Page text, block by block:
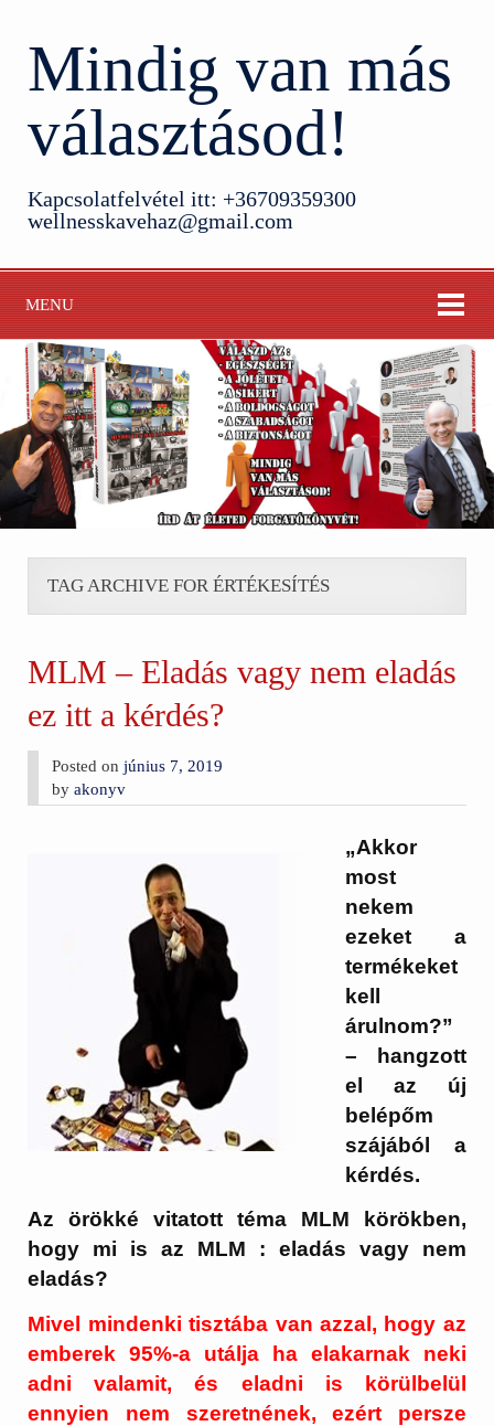
Mindig van más
választásod!
Kapcsolatfelvétel itt: +36709359300
wellnesskavehaz@gmail.com
MENU
TAG ARCHIVE FOR ÉRTÉKESÍTÉS
MLM – Eladás vagy nem eladás
ez itt a kérdés?
Posted onjúnius 7, 2019
byakonyv
„Akkor
most
nekem
ezeket a
termékeket
kell
árulnom?”
– hangzott
el az új
belépőm
szájából a
kérdés.
Az örökké vitatott téma MLM körökben,
hogy mi is az MLM : eladás vagy nem
eladás?
Mivel mindenki tisztába van azzal, hogy az
emberek 95%-a utálja ha elakarnak neki
adni valamit, és eladni is körülbelül
ennyien nem szeretnének, ezért persze